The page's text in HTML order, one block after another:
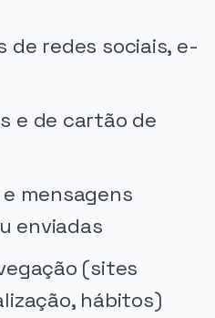
de redes sociais, e-
e de cartão de
mensagens
enviadas
(sites
hábitos)